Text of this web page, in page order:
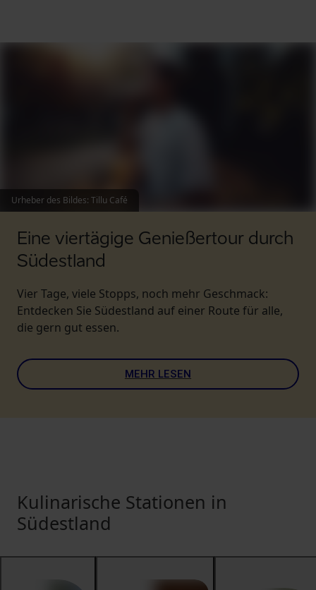
Urheber des Bildes: Tillu Café
Eine viertägige Genießertour durch
Südestland
Vier Tage, viele Stopps, noch mehr Geschmack:
Entdecken Sie Südestland auf einer Route für alle,
die gern gut essen.
MEHR LESEN
Kulinarische Stationen in
Südestland